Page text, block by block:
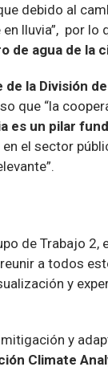
debido al
lluvia”, por lo
de agua de la
la División
que “la
es un pilar
en el sector
de Trabajo
a todos
y
y
Climate